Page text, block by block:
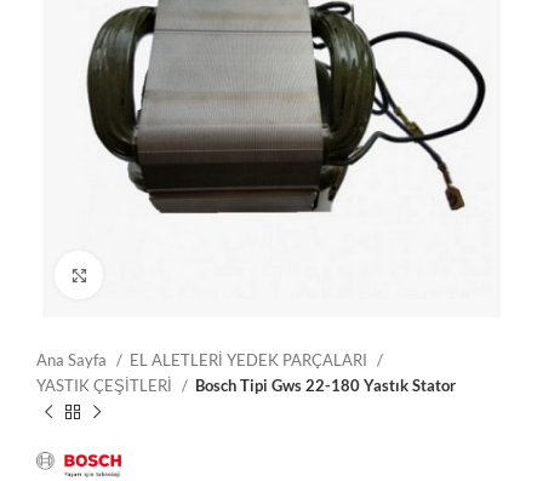
Ana Sayfa
EL ALETLERİ YEDEK PARÇALARI
YASTIK ÇEŞİTLERİ
Bosch Tipi Gws 22-180 Yastık Stator